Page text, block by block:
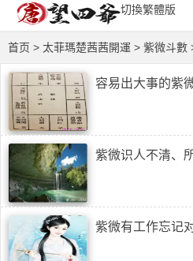
切換繁體版
首页 > 太菲瑪楚茜茜開運 > 紫微斗數
容易出大事的紫
紫微识人不清、
紫微有工作忘记